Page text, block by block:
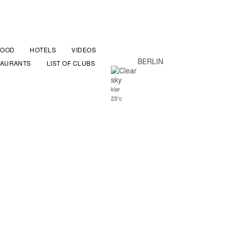
BERLIN
klar
23°c
HOTELS
VIDEOS
LIST OF CLUBS